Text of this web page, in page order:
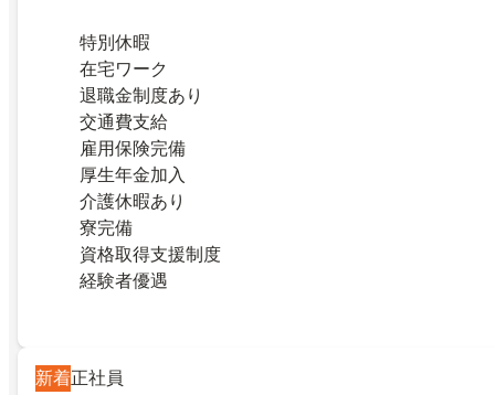
特別休暇
在宅ワーク
退職金制度あり
交通費支給
雇用保険完備
厚生年金加入
介護休暇あり
寮完備
資格取得支援制度
経験者優遇
新着正社員